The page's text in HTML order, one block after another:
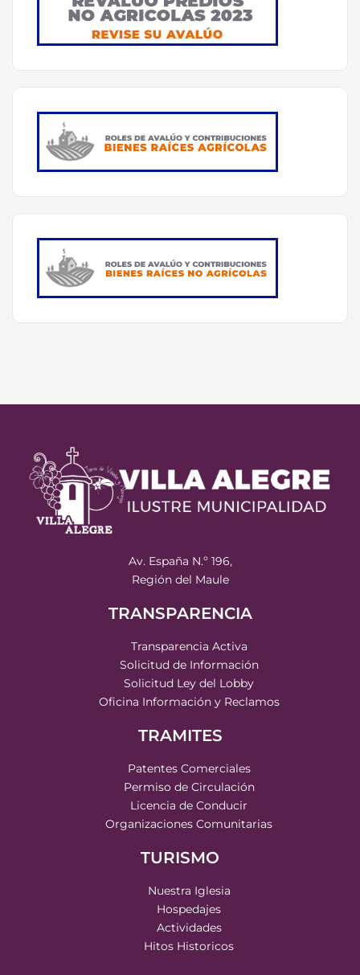
Av. España N.º 196,
Región del Maule
TRANSPARENCIA
Transparencia Activa
Solicitud de Información
Solicitud Ley del Lobby
Oficina Información y Reclamos
TRAMITES
Patentes Comerciales
Permiso de Circulación
Licencia de Conducir
Organizaciones Comunitarias
TURISMO
Nuestra Iglesia
Hospedajes
Actividades
Hitos Historicos